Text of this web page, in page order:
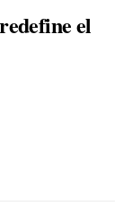
el